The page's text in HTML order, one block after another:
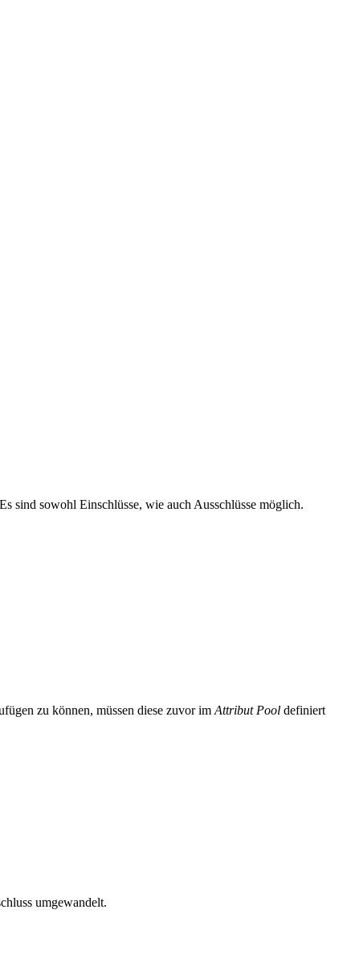
sind sowohl Einschlüsse, wie auch Ausschlüsse möglich.
zu können, müssen diese zuvor im Attribut Pool definiert
umgewandelt.